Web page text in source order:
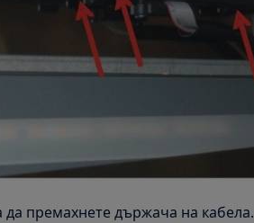
да премахнете държача на кабела.